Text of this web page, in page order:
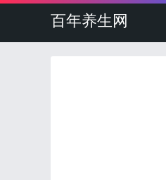
百年养生网